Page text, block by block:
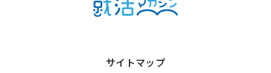
サイトマップ